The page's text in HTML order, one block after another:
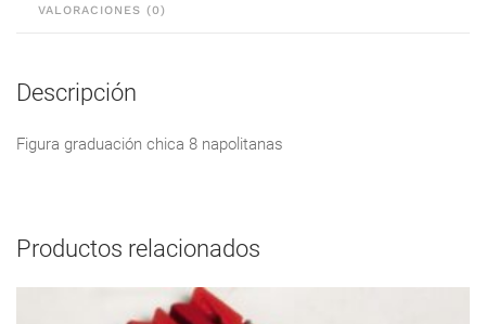
VALORACIONES (0)
Descripción
Figura graduación chica 8 napolitanas
Productos relacionados